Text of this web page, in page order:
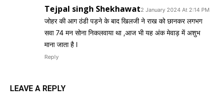
Tejpal singh Shekhawat2 January 2024 At 2:14 PM
जोहर की आग ठंडी पड़ने के बाद खिलजी ने राख को छानकर लगभग
सवा 74 मन सोना निकलवाया था ,आज भी यह अंक मेवाड़ में अशुभ
माना जाता है l
Reply
LEAVE A REPLY